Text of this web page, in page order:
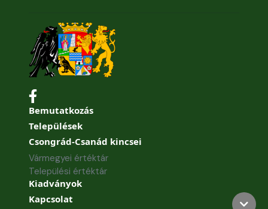
Bemutatkozás
Települések
Csongrád-Csanád kincsei
Vármegyei értéktár
Települési értéktár
Kiadványok
Kapcsolat